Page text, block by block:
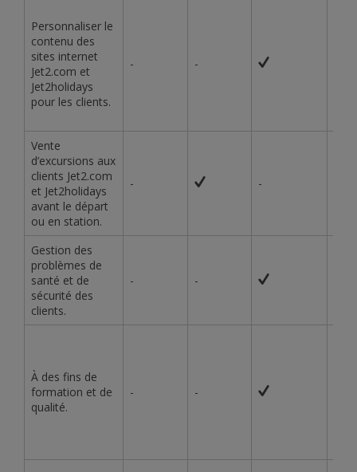
Personnaliser le
contenu des
sites internet
Jet2.com et
Jet2holidays
pour les clients.
- -
Vente
d’excursions aux
clients Jet2.com
et Jet2holidays
avant le départ
ou en station.
- -
Gestion des
problèmes de
santé et de
sécurité des
clients.
- -
À des fins de
formation et de
qualité.
- -